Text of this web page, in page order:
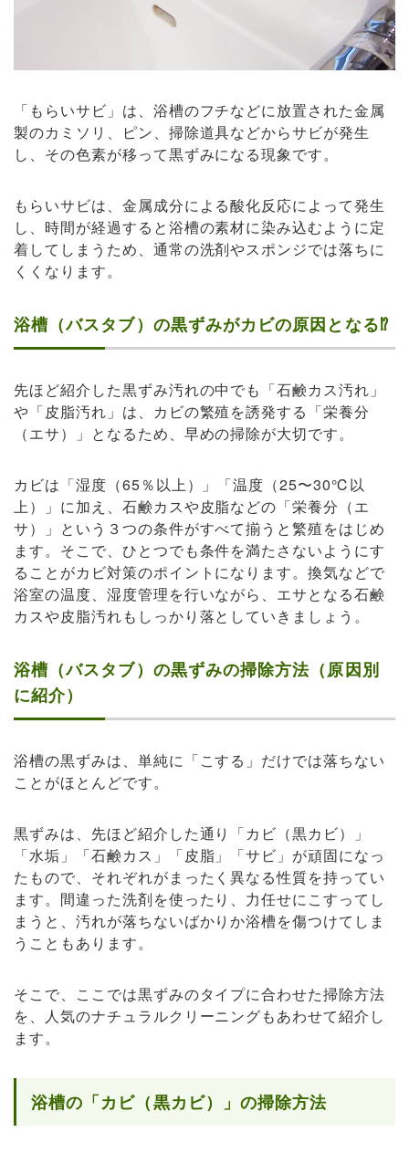
「もらいサビ」は、浴槽のフチなどに放置された金属
製のカミソリ、ピン、掃除道具などからサビが発生
し、その色素が移って黒ずみになる現象です。
もらいサビは、金属成分による酸化反応によって発生
し、時間が経過すると浴槽の素材に染み込むように定
着してしまうため、通常の洗剤やスポンジでは落ちに
くくなります。
浴槽（バスタブ）の黒ずみがカビの原因となる⁉
先ほど紹介した黒ずみ汚れの中でも「石鹸カス汚れ」
や「皮脂汚れ」は、カビの繁殖を誘発する「栄養分
（エサ）」となるため、早めの掃除が大切です。
カビは「湿度（65％以上）」「温度（25〜30℃以
上）」に加え、石鹸カスや皮脂などの「栄養分（エ
サ）」という３つの条件がすべて揃うと繁殖をはじめ
ます。そこで、ひとつでも条件を満たさないようにす
ることがカビ対策のポイントになります。換気などで
浴室の温度、湿度管理を行いながら、エサとなる石鹸
カスや皮脂汚れもしっかり落としていきましょう。
浴槽（バスタブ）の黒ずみの掃除方法（原因別
に紹介）
浴槽の黒ずみは、単純に「こする」だけでは落ちない
ことがほとんどです。
黒ずみは、先ほど紹介した通り「カビ（黒カビ）」
「水垢」「石鹸カス」「皮脂」「サビ」が頑固になっ
たもので、それぞれがまったく異なる性質を持ってい
ます。間違った洗剤を使ったり、力任せにこすってし
まうと、汚れが落ちないばかりか浴槽を傷つけてしま
うこともあります。
そこで、ここでは黒ずみのタイプに合わせた掃除方法
を、人気のナチュラルクリーニングもあわせて紹介し
ます。
浴槽の「カビ（黒カビ）」の掃除方法